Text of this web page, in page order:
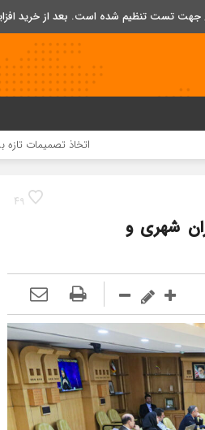
جهت تست تنظیم شده است. بعد از خرید
اتخاذ تصمیمات تازه برای تسریع
49
شهری و